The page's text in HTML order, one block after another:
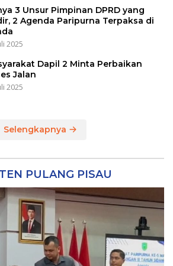
3 Unsur Pimpinan DPRD yang
2 Agenda Paripurna Terpaksa di
2025
Dapil 2 Minta Perbaikan
Jalan
2025
Selengkapnya
PULANG PISAU